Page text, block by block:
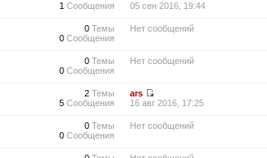
1 Сообщения
05 сен 2016, 19:44
0Темы
0Сообщения
Нет сообщений
0Темы
0Сообщения
Нет сообщений
2Темы
5Сообщения
ars
16 авг 2016, 17:25
0Темы
0Сообщения
Нет сообщений